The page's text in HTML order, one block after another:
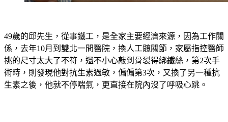
49歲的邱先生，從事鐵工，是全家主要經濟來源，因為工作關
係，去年10月到雙北一間醫院，換人工髖關節，家屬指控醫師
挑的尺寸太大了不符，還不小心敲到骨裂得綁鐵絲，第2次手
術時，則發現他對抗生素過敏，偏偏第3次，又換了另一種抗
生素之後，他就不停喘氣，更直接在院內沒了呼吸心跳。